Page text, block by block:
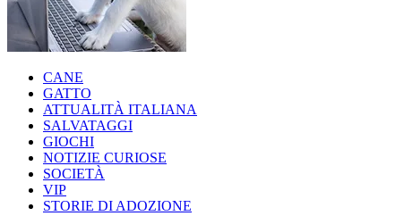
CANE
GATTO
ATTUALITÀ ITALIANA
SALVATAGGI
GIOCHI
NOTIZIE CURIOSE
SOCIETÀ
VIP
STORIE DI ADOZIONE